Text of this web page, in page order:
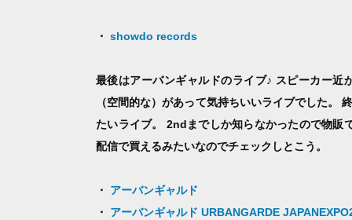
・ showdo records
最後はアーバンギャルドのライブ♪ スピーカー近
（空間的な）があって気持ちいいライブでした。
たいライブ。 2ndまでしか知らなかったので物
配信で買えるみたいなのでチェックしとこう。
・ アーバンギャルド
・ アーバンギャルド URBANGARDE